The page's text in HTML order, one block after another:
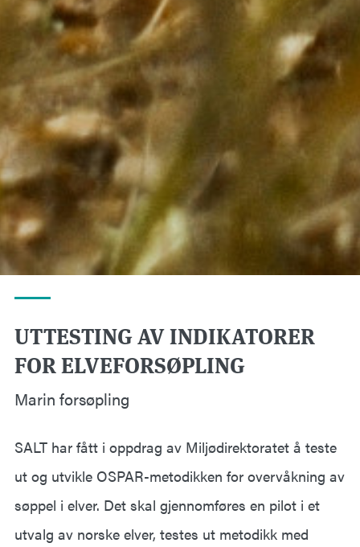
UTTESTING AV INDIKATORER
FOR ELVEFORSØPLING
Marin forsøpling
SALT har fått i oppdrag av Miljødirektoratet å teste
ut og utvikle OSPAR-metodikken for overvåkning av
søppel i elver. Det skal gjennomføres en pilot i et
utvalg av norske elver, testes ut metodikk med